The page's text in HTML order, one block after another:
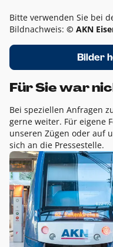
Bitte verwenden Sie bei
Bildnachweis: © AKN
Bilder
Für Sie war
Bei speziellen Anfragen
gerne weiter. Für eigene
unseren Zügen oder auf
sich an die Pressestelle.